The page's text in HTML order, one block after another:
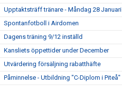
Upptaktsträff tränare - Måndag 28 Januari
Spontanfotboll i Airdomen
Dagens träning 9/12 inställd
Kansliets öppettider under December
Utvärdering försäljning rabatthäfte
Påminnelse - Utbildning "C-Diplom i Piteå"